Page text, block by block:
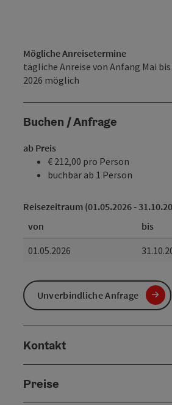
Mögliche Anreisetermine
tägliche Anreise von Anfang Mai
2026 möglich
Buchen / Anfrage
ab Preis
€ 212,00 pro Person
buchbar ab 1 Person
Reisezeitraum (01.05.2026 -
von
bis
01.05.2026
Unverbindliche Anfrage
Kontakt
Preise